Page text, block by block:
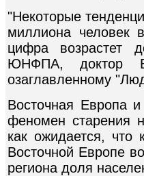
"Некоторые
миллиона человек
цифра возрастет
ЮНФПА, доктор
озаглавленному
Восточная Европа
феномен старения
как ожидается,
Восточной Европе
региона доля